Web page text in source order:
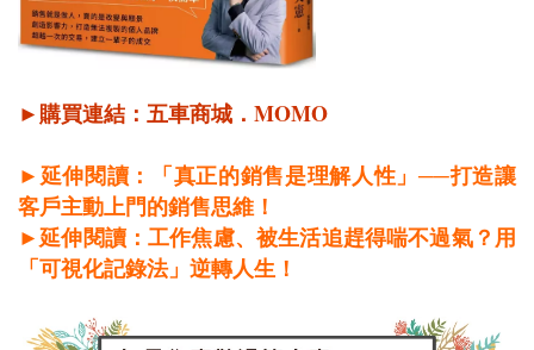
►購買連結： 五車商城 ． MOMO
►延伸閱讀：「真正的銷售是理解人性」──打造讓
客戶主動上門的銷售思維！
►延伸閱讀：工作焦慮、被生活追趕得喘不過氣？用
「可視化記錄法」逆轉人生！